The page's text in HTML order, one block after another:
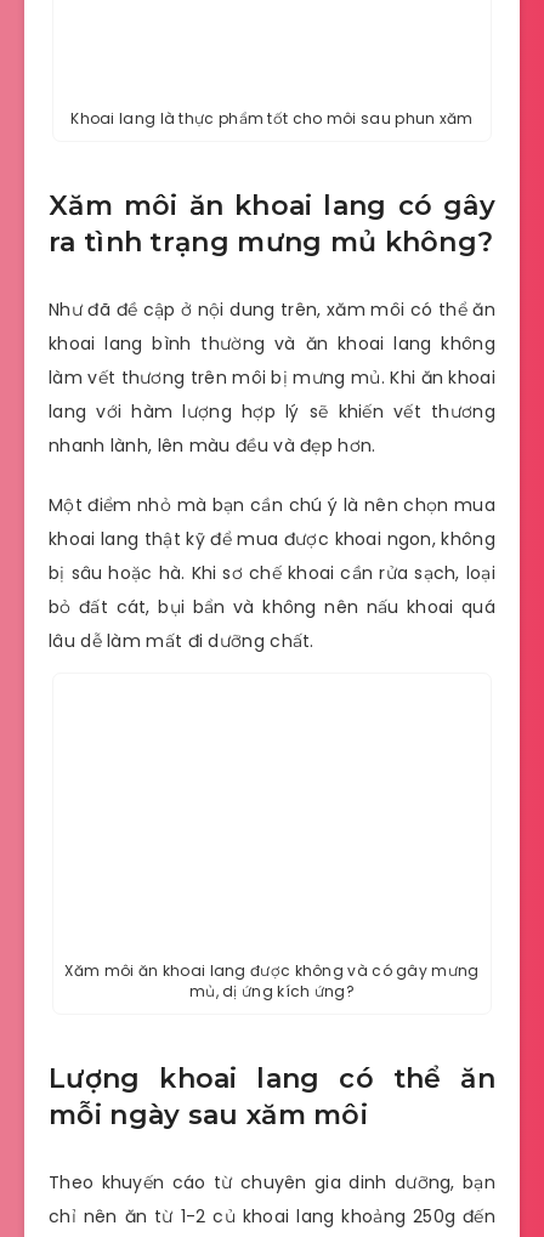
Khoai lang là thực phẩm tốt cho môi sau phun xăm
Xăm môi ăn khoai lang có gây
ra tình trạng mưng mủ không?
Như đã đề cập ở nội dung trên, xăm môi có thể ăn
khoai lang bình thường và ăn khoai lang không
làm vết thương trên môi bị mưng mủ. Khi ăn khoai
lang với hàm lượng hợp lý sẽ khiến vết thương
nhanh lành, lên màu đều và đẹp hơn.
Một điểm nhỏ mà bạn cần chú ý là nên chọn mua
khoai lang thật kỹ để mua được khoai ngon, không
bị sâu hoặc hà. Khi sơ chế khoai cần rửa sạch, loại
bỏ đất cát, bụi bẩn và không nên nấu khoai quá
lâu dễ làm mất đi dưỡng chất.
Xăm môi ăn khoai lang được không và có gây mưng
mủ, dị ứng kích ứng?
Lượng khoai lang có thể ăn
mỗi ngày sau xăm môi
Theo khuyến cáo từ chuyên gia dinh dưỡng, bạn
chỉ nên ăn từ 1-2 củ khoai lang khoảng 250g đến